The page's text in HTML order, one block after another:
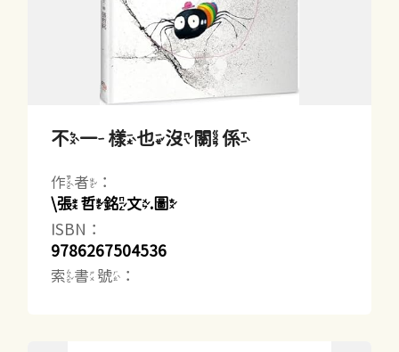
不一樣也沒關係
作者：
\張哲銘文.圖
ISBN：
9786267504536
索書號：